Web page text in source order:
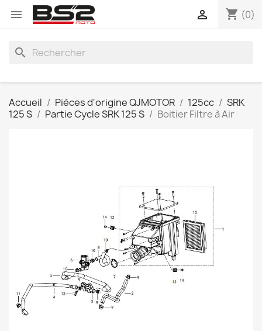
 shopping_cart (0)

search
Accueil Pièces d'origine QJMOTOR 125cc
SRK
125 S
Partie Cycle SRK 125 S Boitier Filtre à Air